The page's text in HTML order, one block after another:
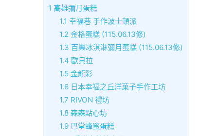
1 高雄彌月蛋糕
1.1 幸福巷 手作波士頓派
1.2 金格蛋糕 (115.06.13修)
1.3 百樂冰淇淋彌月蛋糕 (115.06.13修)
1.4 歐貝拉
1.5金龍彩
1.6日本幸福之丘洋菓子手作工坊
1.7 RIVON 禮坊
1.8森森點心坊
1.9巴堂蜂蜜蛋糕